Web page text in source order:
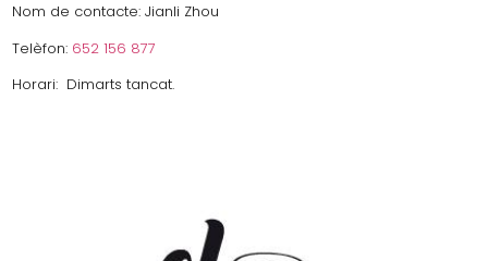
Nom de contacte: Jianli Zhou
Telèfon: 652 156 877
Horari: Dimarts tancat.